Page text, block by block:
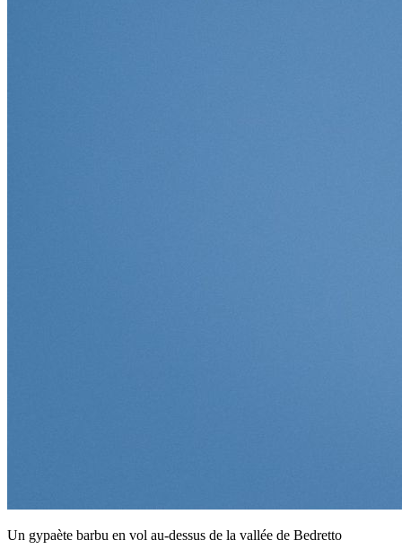
Un gypaète barbu en vol au-dessus de la vallée de Bedretto